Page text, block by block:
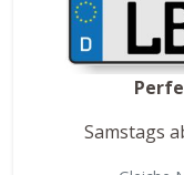
Samstags